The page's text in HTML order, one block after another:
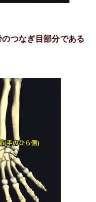
つなぎ目部分である